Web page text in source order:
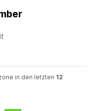
in den letzten 12